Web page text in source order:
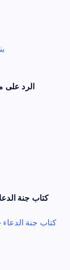
الرد على
كتاب جنة